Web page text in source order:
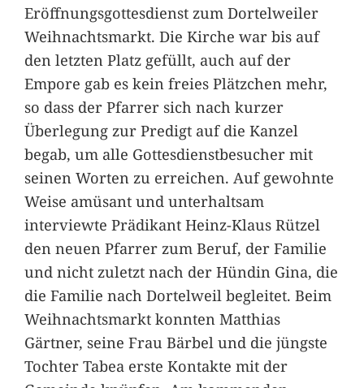
Eröffnungsgottesdienst zum Dortelweiler
Weihnachtsmarkt. Die Kirche war bis auf
den letzten Platz gefüllt, auch auf der
Empore gab es kein freies Plätzchen mehr,
so dass der Pfarrer sich nach kurzer
Überlegung zur Predigt auf die Kanzel
begab, um alle Gottesdienstbesucher mit
seinen Worten zu erreichen. Auf gewohnte
Weise amüsant und unterhaltsam
interviewte Prädikant Heinz-Klaus Rützel
den neuen Pfarrer zum Beruf, der Familie
und nicht zuletzt nach der Hündin Gina, die
die Familie nach Dortelweil begleitet. Beim
Weihnachtsmarkt konnten Matthias
Gärtner, seine Frau Bärbel und die jüngste
Tochter Tabea erste Kontakte mit der